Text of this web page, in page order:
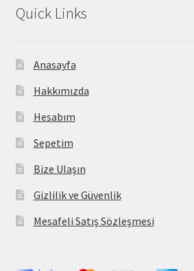
Quick Links
Anasayfa
Hakkımızda
Hesabım
Sepetim
Bize Ulaşın
Gizlilik ve Güvenlik
Mesafeli Satış Sözleşmesi